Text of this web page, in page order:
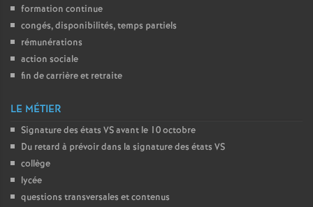
formation continue
congés, disponibilités, temps partiels
rémunérations
action sociale
fin de carrière et retraite
LE MÉTIER
Signature des états VSavant le 10 octobre
Du retard à prévoir dans la signature des états VS
collège
lycée
questions transversales et contenus